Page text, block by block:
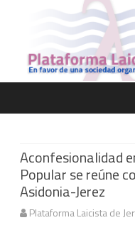
Aconfesionalidad
Popular se reúne
Asidonia-Jerez
Plataforma Laicista de